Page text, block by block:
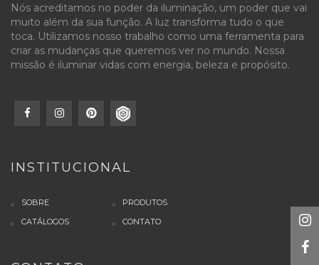
Nós acreditamos no poder da iluminação, um poder que vai
muito além da sua função. A luz transforma tudo o que
toca. Utilizamos nosso trabalho como uma ferramenta para
criar as mudanças que queremos ver no mundo. Nossa
missão é iluminar vidas com energia, beleza e propósito.
INSTITUCIONAL
SOBRE
PRODUTOS
CATÁLOGOS
CONTATO